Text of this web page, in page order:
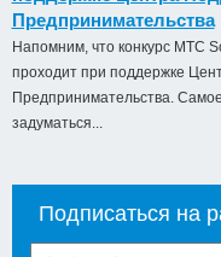
Предпринимательства
Напомним, что конкурс МТС
проходит при поддержке
Предпринимательства.
задуматься...
Подписаться на